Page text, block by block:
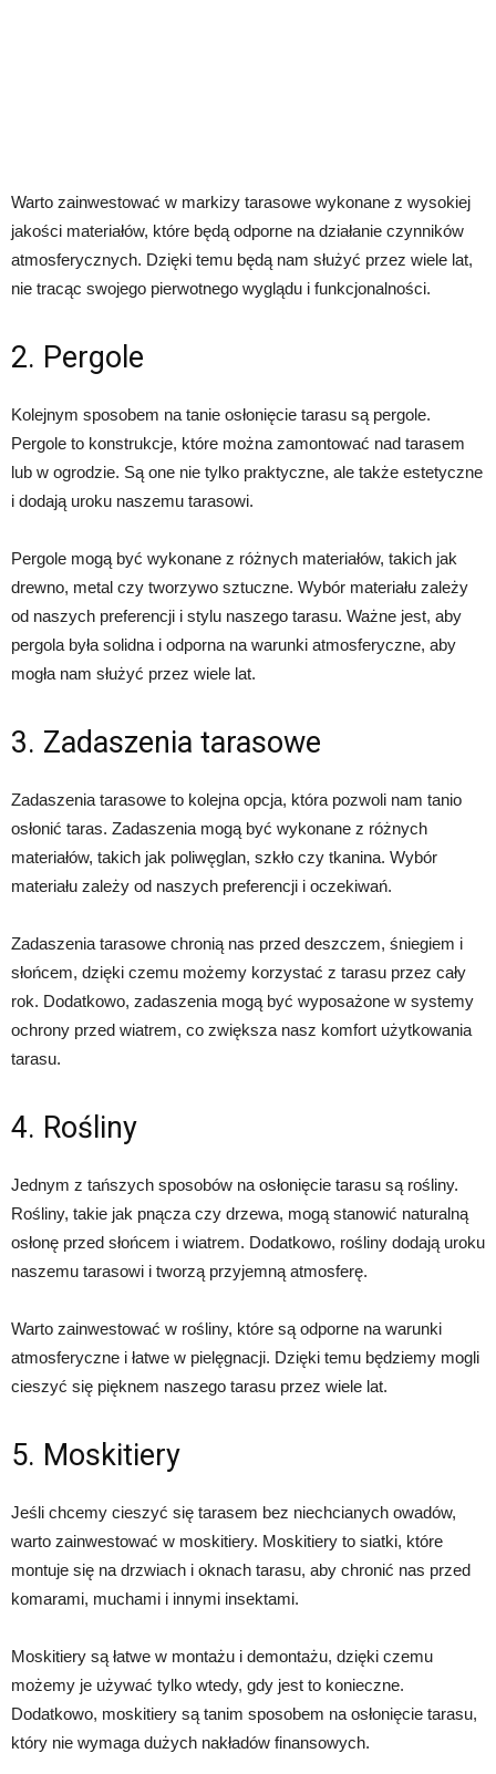
Warto zainwestować w markizy tarasowe wykonane z wysokiej
jakości materiałów, które będą odporne na działanie czynników
atmosferycznych. Dzięki temu będą nam służyć przez wiele lat,
nie tracąc swojego pierwotnego wyglądu i funkcjonalności.
2. Pergole
Kolejnym sposobem na tanie osłonięcie tarasu są pergole.
Pergole to konstrukcje, które można zamontować nad tarasem
lub w ogrodzie. Są one nie tylko praktyczne, ale także estetyczne
i dodają uroku naszemu tarasowi.
Pergole mogą być wykonane z różnych materiałów, takich jak
drewno, metal czy tworzywo sztuczne. Wybór materiału zależy
od naszych preferencji i stylu naszego tarasu. Ważne jest, aby
pergola była solidna i odporna na warunki atmosferyczne, aby
mogła nam służyć przez wiele lat.
3. Zadaszenia tarasowe
Zadaszenia tarasowe to kolejna opcja, która pozwoli nam tanio
osłonić taras. Zadaszenia mogą być wykonane z różnych
materiałów, takich jak poliwęglan, szkło czy tkanina. Wybór
materiału zależy od naszych preferencji i oczekiwań.
Zadaszenia tarasowe chronią nas przed deszczem, śniegiem i
słońcem, dzięki czemu możemy korzystać z tarasu przez cały
rok. Dodatkowo, zadaszenia mogą być wyposażone w systemy
ochrony przed wiatrem, co zwiększa nasz komfort użytkowania
tarasu.
4. Rośliny
Jednym z tańszych sposobów na osłonięcie tarasu są rośliny.
Rośliny, takie jak pnącza czy drzewa, mogą stanowić naturalną
osłonę przed słońcem i wiatrem. Dodatkowo, rośliny dodają uroku
naszemu tarasowi i tworzą przyjemną atmosferę.
Warto zainwestować w rośliny, które są odporne na warunki
atmosferyczne i łatwe w pielęgnacji. Dzięki temu będziemy mogli
cieszyć się pięknem naszego tarasu przez wiele lat.
5. Moskitiery
Jeśli chcemy cieszyć się tarasem bez niechcianych owadów,
warto zainwestować w moskitiery. Moskitiery to siatki, które
montuje się na drzwiach i oknach tarasu, aby chronić nas przed
komarami, muchami i innymi insektami.
Moskitiery są łatwe w montażu i demontażu, dzięki czemu
możemy je używać tylko wtedy, gdy jest to konieczne.
Dodatkowo, moskitiery są tanim sposobem na osłonięcie tarasu,
który nie wymaga dużych nakładów finansowych.